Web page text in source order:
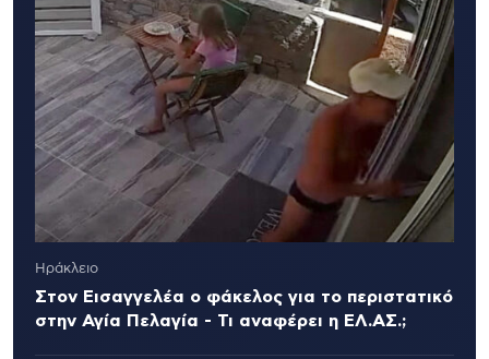
Ηράκλειο
Στον Εισαγγελέα ο φάκελος για το περιστατικό
στην Αγία Πελαγία - Τι αναφέρει η ΕΛ.ΑΣ.;